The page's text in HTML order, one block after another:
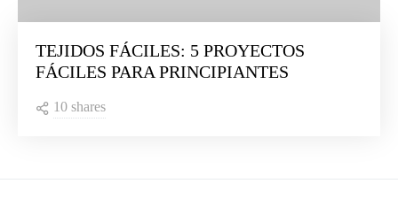
TEJIDOS FÁCILES: 5 PROYECTOS
FÁCILES PARA PRINCIPIANTES
10 shares